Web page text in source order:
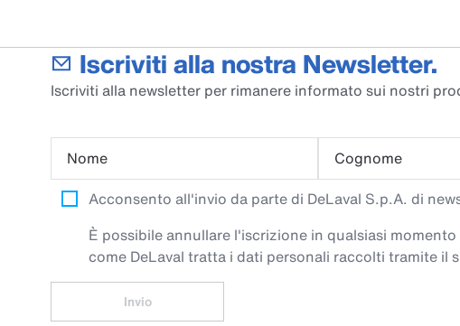
Iscriviti alla nostra Newsletter.
Iscriviti alla newsletter per rimanere informato sui nostri
Nome Cognome
Acconsento all'invio da parte di DeLaval S.p.A. di
È possibile annullare l'iscrizione in qualsiasi
come DeLaval tratta i dati personali raccolti tramite il
Invio